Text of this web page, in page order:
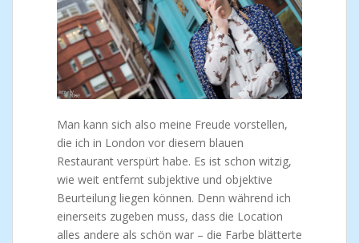
Man kann sich also meine Freude vorstellen,
die ich in London vor diesem blauen
Restaurant verspürt habe. Es ist schon witzig,
wie weit entfernt subjektive und objektive
Beurteilung liegen können. Denn während ich
einerseits zugeben muss, dass die Location
alles andere als schön war – die Farbe blätterte